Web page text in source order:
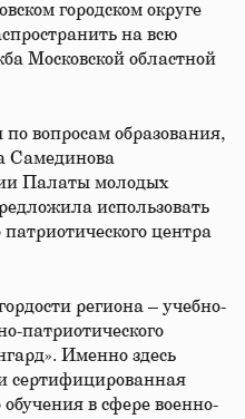
городском округе
на всю
Московской областной
вопросам образования,
Самединова
Палаты молодых
использовать
центра
региона – учебно-
патриотического
Именно здесь
сертифицированная
в сфере военно-